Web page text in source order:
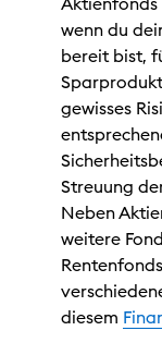
wenn du
bereit bist,
gewisses
Streuung
Neben
weitere
diesem